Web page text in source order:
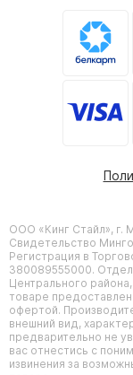
ООО «Кинг Стайл», г.
Свидетельство
Регистрация в
380089555000. Отдел
Центрального
товаре
офертой.
внешний вид,
предварительно не
вас отнестись с
извинения за